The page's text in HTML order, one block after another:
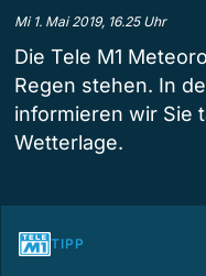
Mi 1. Mai 2019, 16.25 Uhr
Die Tele M1
Regen stehen. In
informieren wir Sie
Wetterlage.
TIPP